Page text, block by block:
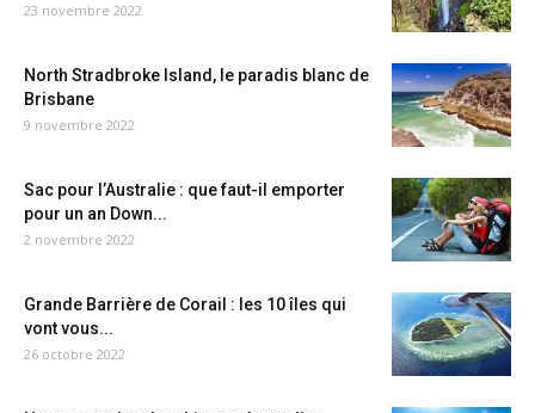
23 novembre 2022
North Stradbroke Island, le paradis blanc de
Brisbane
9 novembre 2022
Sac pour l’Australie : que faut-il emporter
pour un an Down...
2 novembre 2022
Grande Barrière de Corail : les 10 îles qui
vont vous...
26 octobre 2022